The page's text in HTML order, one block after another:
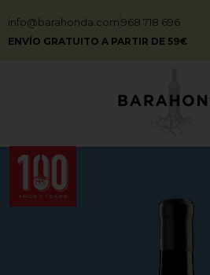
info@barahonda.com968 718 696
ENVÍO GRATUITO A PARTIR DE 59€